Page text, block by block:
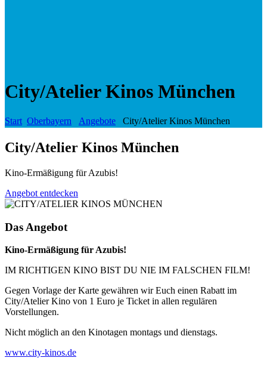
City/Atelier Kinos München
Start Oberbayern Angebote City/Atelier Kinos München
City/Atelier Kinos München
Kino-Ermäßigung für Azubis!
Angebot entdecken
Das Angebot
Kino-Ermäßigung für Azubis!
IM RICHTIGEN KINO BIST DU NIE IM FALSCHEN FILM!
Gegen Vorlage der Karte gewähren wir Euch einen Rabatt im
City/Atelier Kino von 1 Euro je Ticket in allen regulären
Vorstellungen.
Nicht möglich an den Kinotagen montags und dienstags.
www.city-kinos.de